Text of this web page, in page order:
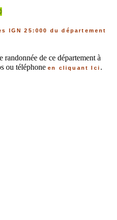
IGN 25:000 du département
randonnée de ce département à
ou téléphone en cliquant Ici .